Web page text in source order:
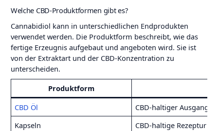
Welche CBD-Produktformen gibt es?
Cannabidiol kann in unterschiedlichen Endprodukten
verwendet werden. Die Produktform beschreibt, wie das
fertige Erzeugnis aufgebaut und angeboten wird. Sie ist
von der Extraktart und der CBD-Konzentration zu
unterscheiden.
Produktform
CBD Öl
CBD-haltiger
Kapseln
CBD-haltige Rezeptur